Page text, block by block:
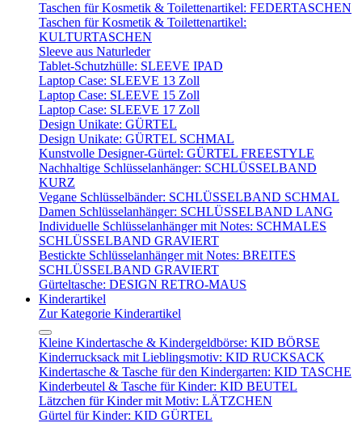
Taschen für Kosmetik & Toilettenartikel: FEDERTASCHEN
Taschen für Kosmetik & Toilettenartikel:
KULTURTASCHEN
Sleeve aus Naturleder
Tablet-Schutzhülle: SLEEVE IPAD
Laptop Case: SLEEVE 13 Zoll
Laptop Case: SLEEVE 15 Zoll
Laptop Case: SLEEVE 17 Zoll
Design Unikate: GÜRTEL
Design Unikate: GÜRTEL SCHMAL
Kunstvolle Designer-Gürtel: GÜRTEL FREESTYLE
Nachhaltige Schlüsselanhänger: SCHLÜSSELBAND
KURZ
Vegane Schlüsselbänder: SCHLÜSSELBAND SCHMAL
Damen Schlüsselanhänger: SCHLÜSSELBAND LANG
Individuelle Schlüsselanhänger mit Notes: SCHMALES
SCHLÜSSELBAND GRAVIERT
Bestickte Schlüsselanhänger mit Notes: BREITES
SCHLÜSSELBAND GRAVIERT
Gürteltasche: DESIGN RETRO-MAUS
Kinderartikel
Zur Kategorie Kinderartikel
Kleine Kindertasche & Kindergeldbörse: KID BÖRSE
Kinderrucksack mit Lieblingsmotiv: KID RUCKSACK
Kindertasche & Tasche für den Kindergarten: KID TASCHE
Kinderbeutel & Tasche für Kinder: KID BEUTEL
Lätzchen für Kinder mit Motiv: LÄTZCHEN
Gürtel für Kinder: KID GÜRTEL